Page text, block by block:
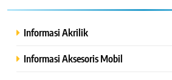
Informasi Akrilik
Informasi Aksesoris Mobil